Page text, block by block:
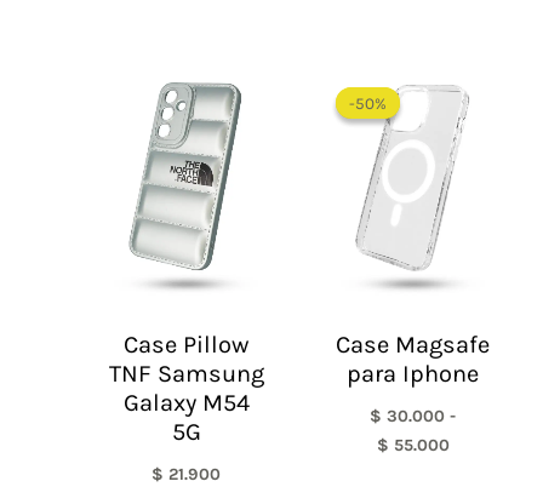
Case Pillow
TNF Samsung
Galaxy M54
5G
$ 21.900
-50%
-50%
Case Magsafe
para Iphone
$ 30.000 -
$ 55.000
de
precios:
desde
$ 30.000
hasta